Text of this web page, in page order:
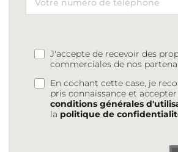
J'accepte de recevoir des
commerciales de nos
En cochant cette case, je
pris connaissance et
conditions générales
la politique de